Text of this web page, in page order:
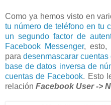
Como ya hemos visto en
tu número de teléfono en tu
un segundo factor de
Facebook Messenger, esto,
paradesenmascarar
base de datos inversa de
cuentas de Facebook. Esto
relación Facebook User ->